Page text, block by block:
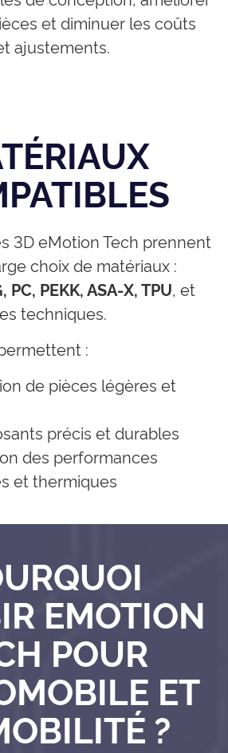
et diminuer les coûts
ajustements.
3D eMotion Tech prennent
choix de matériaux :
PC, PEKK, ASA-X, TPU, et
techniques.
:
de pièces légères et
précis et durables
des performances
et thermiques
EMOTION
POUR
ET
?